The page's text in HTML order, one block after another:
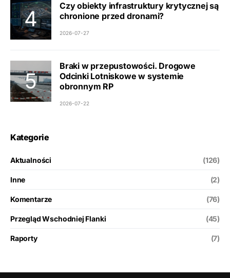
Czy obiekty infrastruktury krytycznej są
chronione przed dronami?
2026-07-27
Braki w przepustowości. Drogowe
Odcinki Lotniskowe w systemie
obronnym RP
2026-07-22
Kategorie
Aktualności (126)
Inne (2)
Komentarze (76)
Przegląd Wschodniej Flanki (45)
Raporty (7)